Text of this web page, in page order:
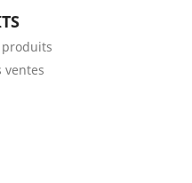
produits
ventes